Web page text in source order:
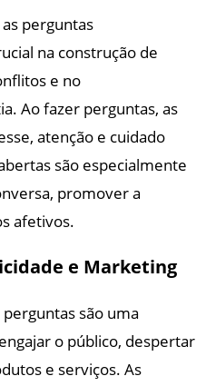
perguntas
na construção de
e no
Ao fazer perguntas, as
atenção e cuidado
são especialmente
promover a
afetivos.
e Marketing
são uma
o público, despertar
e serviços. As